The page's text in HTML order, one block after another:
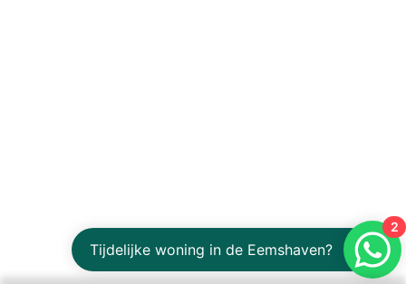
Tijdelijke woning in de Eemshaven?
2